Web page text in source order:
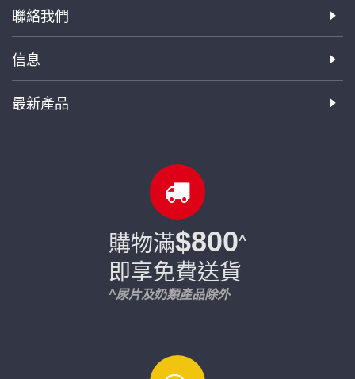
聯絡我們
信息
最新產品
購物滿$800^
即享免費送貨
^尿片及奶類產品除外